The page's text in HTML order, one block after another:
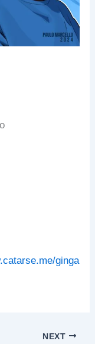
ginga
NEXT